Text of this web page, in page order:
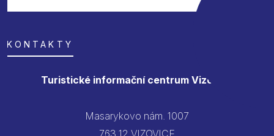
KONTAKTY
Turistické informační centrum Vizovice
Masarykovo nám. 1007
763 12 VIZOVICE